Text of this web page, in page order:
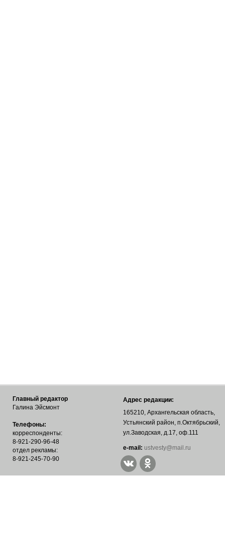
Главный редактор
Галина Эйсмонт
Телефоны:
корреспонденты:
8-921-290-96-48
отдел рекламы:
8-921-245-70-90
Адрес редакции:
165210, Архангельская область,
Устьянский район, п.Октябрьский,
ул.Заводская, д.17, оф.111
е-mail: ustvesty@mail.ru